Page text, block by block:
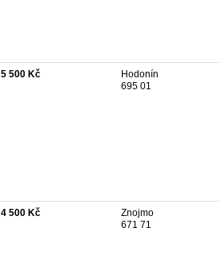
5 500 Kč
Hodonín
695 01
4 500 Kč
Znojmo
671 71